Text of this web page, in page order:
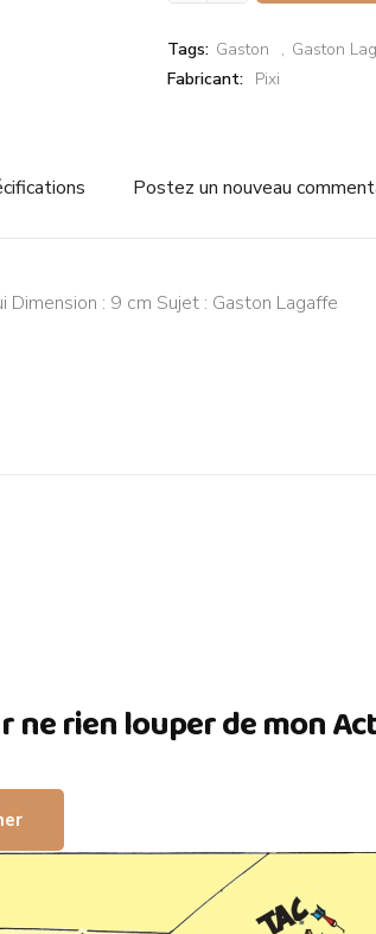
Tags: Gaston Gaston
Fabricant: Pixi
Postez un nouveau
: 9 cm Sujet : Gaston Lagaffe
ne rien louper de mon